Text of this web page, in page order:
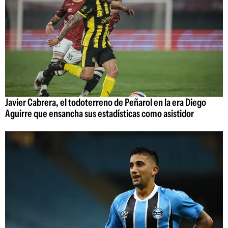
Javier Cabrera, el todoterreno de Peñarol en la era Diego
Aguirre que ensancha sus estadísticas como asistidor